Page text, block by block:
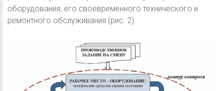
оборудования, его своевременного технического и
ремонтного обслуживания (рис. 2).